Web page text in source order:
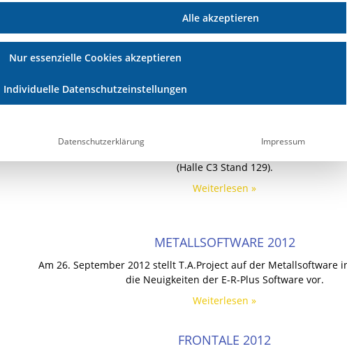
POLYCLOSE 2014
Vom 16.01. – 18.01.2014 stellt Ihnen T.A.Project auf der
Vom 14.- 19.01.2013 präsentiert T.A.Project zahlreiche
(Halle C3 Stand 129).
Weiterlesen »
METALLSOFTWARE 2012
Am 26. September 2012 stellt T.A.Project auf der Metallsoftware
die Neuigkeiten der E-R-Plus Software vor.
Weiterlesen »
FRONTALE 2012
Alle akzeptieren
Nur essenzielle Cookies akzeptieren
Individuelle Datenschutzeinstellungen
Datenschutzerklärung Impressum